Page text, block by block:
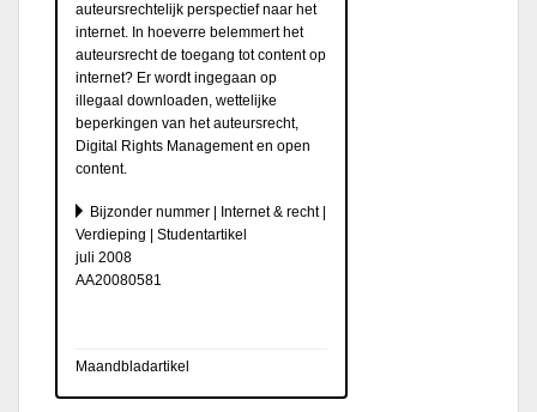
auteursrechtelijk perspectief naar het
internet. In hoeverre belemmert het
auteursrecht de toegang tot content op
internet? Er wordt ingegaan op
illegaal downloaden, wettelijke
beperkingen van het auteursrecht,
Digital Rights Management en open
content.
Bijzonder nummer | Internet & recht |
Verdieping | Studentartikel
juli 2008
AA20080581
Maandbladartikel